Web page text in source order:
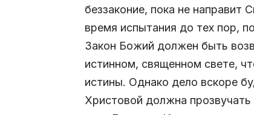
беззаконие, пока не
время испытания до тех пор,
Закон Божий должен быть
истинном, священном свете,
истины. Однако дело вскоре
Христовой должна